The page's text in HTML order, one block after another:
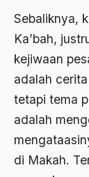
Sebaliknya,
Ka’bah,
kejiwaan
adalah
tetapi tema
adalah
di Makah.
1988
1987
1986
1984
1983
Adat Siri
Adi Sasono
Adil dan
Adipati Unus
Administrasi
Adnan Buyung